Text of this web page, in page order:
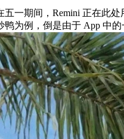
期间，Remini 正在此处
为例，倒是由于 App 中